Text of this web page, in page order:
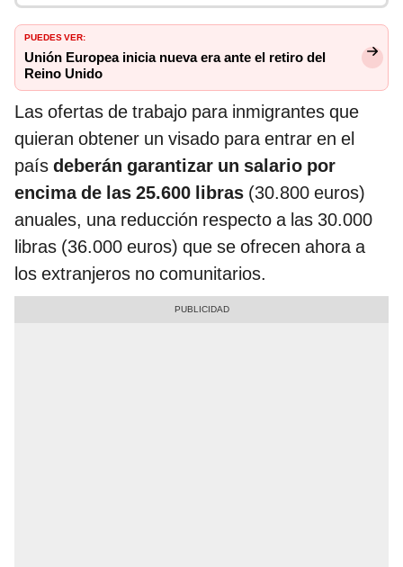
PUEDES VER:
Unión Europea inicia nueva era ante el retiro del
Reino Unido
Las ofertas de trabajo para inmigrantes que
quieran obtener un visado para entrar en el
país deberán garantizar un salario por
encima de las 25.600 libras (30.800 euros)
anuales, una reducción respecto a las 30.000
libras (36.000 euros) que se ofrecen ahora a
los extranjeros no comunitarios.